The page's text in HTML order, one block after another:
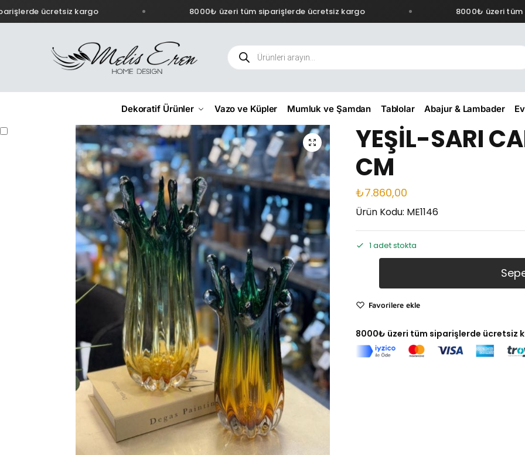
ücretsiz kargo 8000₺ üzeri tüm siparişlerde ücretsiz kargo 8000₺ üzeri tüm
Dekoratif Ürünler Vazo ve Küpler Mumluk ve Şamdan Tablolar Abajur & Lambader
YEŞİL-SARI
CM
₺7.860,00
Ürün Kodu: ME1146
1 adet stokta
Favorilere ekle
8000₺ üzeri tüm siparişlerde ücretsiz